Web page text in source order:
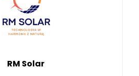
RM Solar